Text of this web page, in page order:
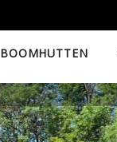
BOOMHUTTEN